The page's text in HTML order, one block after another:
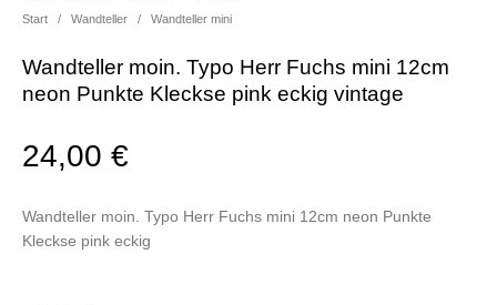
Start / Wandteller / Wandteller mini
Wandteller moin. Typo Herr Fuchs mini 12cm
neon Punkte Kleckse pink eckig vintage
24,00€
Wandteller moin. Typo Herr Fuchs mini 12cm neon Punkte
Kleckse pink eckig